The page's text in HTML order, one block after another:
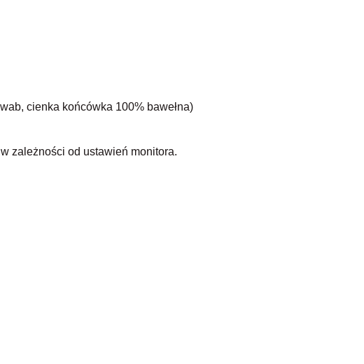
cienka końcówka 100% bawełna)
zależności od ustawień monitora.